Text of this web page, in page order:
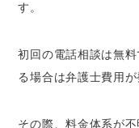
す。
初回の電話相談は無
る場合は弁護士費用が
その際、料金体系が